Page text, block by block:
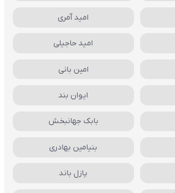
امید آمری
امید حاجیلی
امین بانی
ایوان بند
بابک جهانبخش
بنیامین بهادری
پازل باند